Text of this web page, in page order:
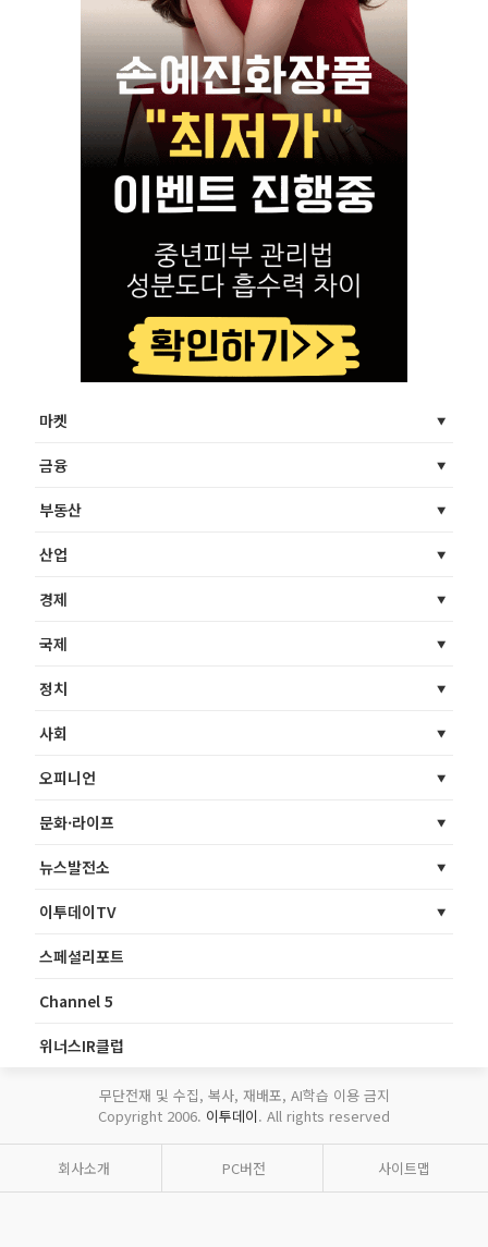
마켓
금융
부동산
산업
경제
국제
정치
사회
오피니언
문화·라이프
뉴스발전소
이투데이TV
스페셜리포트
Channel 5
위너스IR클럽
무단전재 및 수집, 복사, 재배포, AI학습 이용 금지
Copyright 2006. 이투데이. All rights reserved
회사소개 PC버전 사이트맵